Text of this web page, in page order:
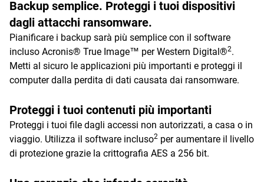
Backup semplice. Proteggi i tuoi dispositivi
dagli attacchi ransomware.
Pianificare i backup sarà più semplice con il software
incluso Acronis® True Image™ per Western Digital®2.
Metti al sicuro le applicazioni più importanti e proteggi il
computer dalla perdita di dati causata dai ransomware.
Proteggi i tuoi contenuti più importanti
Proteggi i tuoi file dagli accessi non autorizzati, a casa o in
viaggio. Utilizza il software incluso2 per aumentare il livello
di protezione grazie la crittografia AES a 256 bit.